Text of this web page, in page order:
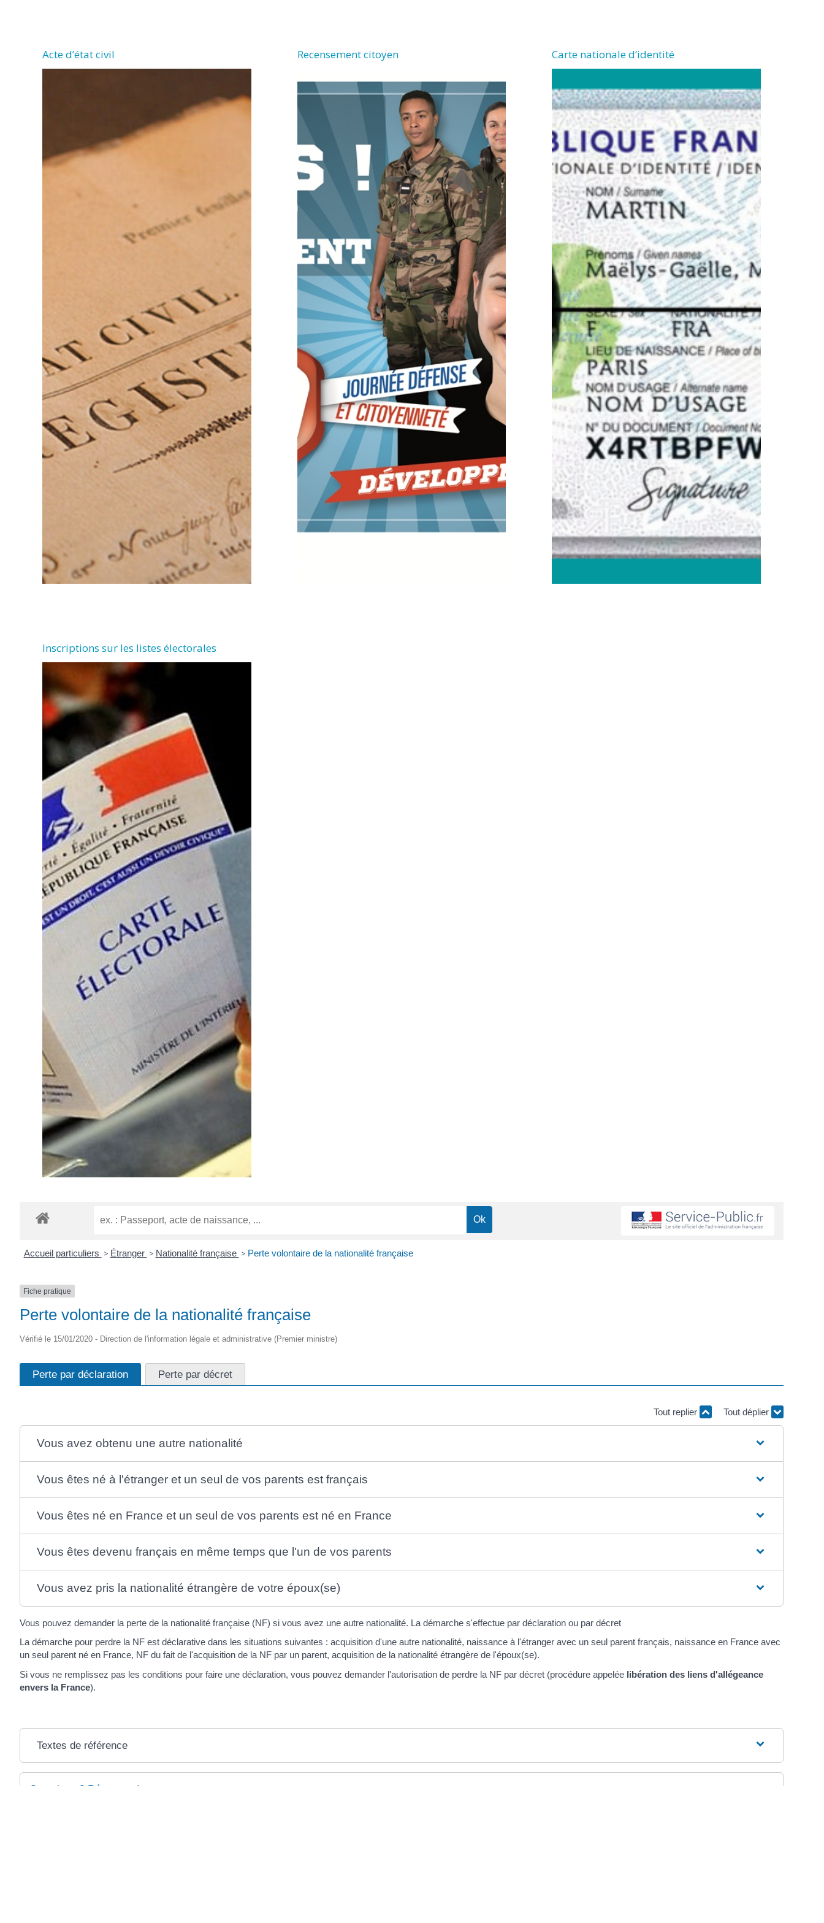
(17460)
Acte d’état civil Recensement citoyen Carte nationale d’identité
Inscriptions sur les listes électorales
Accueil particuliers > Étranger > Nationalité française > Perte volontaire de la nationalité française
Fiche pratique
Perte volontaire de la nationalité française
Vérifié le 15/01/2020 - Direction de l'information légale et administrative (Premier ministre)
Perte par déclaration Perte par décret
Tout replier Tout déplier
Vous avez obtenu une autre nationalité
Vous êtes né à l'étranger et un seul de vos parents est français
Vous êtes né en France et un seul de vos parents est né en France
Vous êtes devenu français en même temps que l'un de vos parents
Vous avez pris la nationalité étrangère de votre époux(se)
Vous pouvez demander la perte de la nationalité française (NF) si vous avez une autre nationalité. La démarche s'effectue par déclaration ou par décret
La démarche pour perdre la NF est déclarative dans les situations suivantes : acquisition d'une autre nationalité, naissance à l'étranger avec un seul parent français, naissance en France avec
un seul parent né en France, NF du fait de l'acquisition de la NF par un parent, acquisition de la nationalité étrangère de l'époux(se).
Si vous ne remplissez pas les conditions pour faire une déclaration, vous pouvez demander l'autorisation de perdre la NF par décret (procédure appelée libération des liens d'allégeance
envers la France).
Textes de référence
Questions ? Réponses !